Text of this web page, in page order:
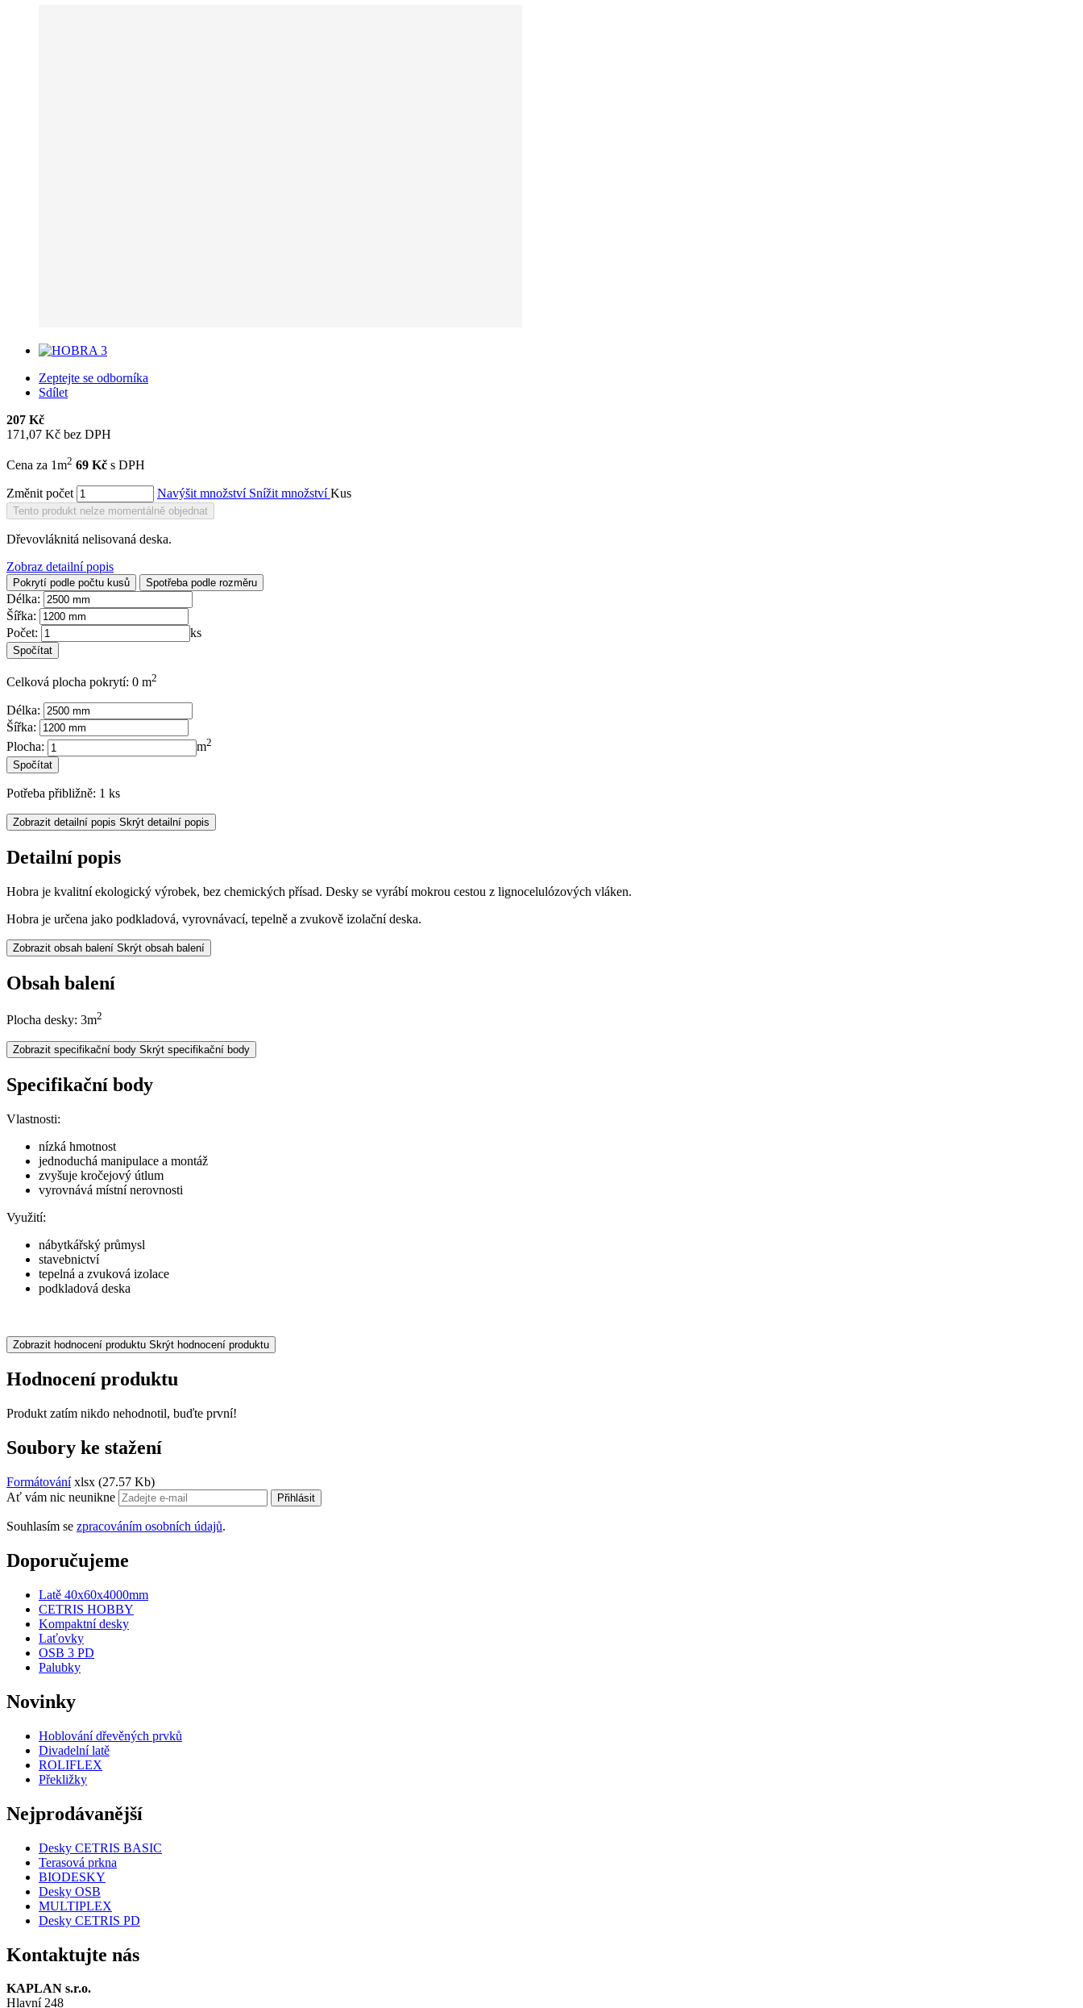
Zeptejte se odborníka
Sdílet
207 Kč
171,07 Kč bez DPH
Cena za 1m2 69 Kč s DPH
Změnit počet Navýšit množství Snížit množstvíKus
Tento produkt nelze momentálně objednat
Dřevovláknitá nelisovaná deska.
Zobraz detailní popis
Pokrytí podle počtu kusů Spotřeba podle rozměru
Délka:
Šířka:
Počet:
ks
Celková plocha pokrytí: 0 m2
Délka:
Šířka:
Plocha:
m2
Potřeba přibližně: 1 ks
Zobrazit detailní popis Skrýt detailní popis
Detailní popis
Hobra je kvalitní ekologický výrobek, bez chemických přísad. Desky se vyrábí mokrou cestou z lignocelulózových vláken.
Hobra je určena jako podkladová, vyrovnávací, tepelně a zvukově izolační deska.
Zobrazit obsah balení Skrýt obsah balení
Obsah balení
Plocha desky: 3m2
Zobrazit specifikační body Skrýt specifikační body
Specifikační body
Vlastnosti:
nízká hmotnost
jednoduchá manipulace a montáž
zvyšuje kročejový útlum
vyrovnává místní nerovnosti
Využití:
nábytkářský průmysl
stavebnictví
tepelná a zvuková izolace
podkladová deska
Zobrazit hodnocení produktu Skrýt hodnocení produktu
Hodnocení produktu
Produkt zatím nikdo nehodnotil, buďte první!
Soubory ke stažení
Formátování xlsx (27.57 Kb)
Ať vám nic neunikne
Přihlásit
Souhlasím se zpracováním osobních údajů.
Doporučujeme
Latě 40x60x4000mm
CETRIS HOBBY
Kompaktní desky
Laťovky
OSB 3 PD
Palubky
Novinky
Hoblování dřevěných prvků
Divadelní latě
ROLIFLEX
Překližky
Nejprodávanější
Desky CETRIS BASIC
Terasová prkna
BIODESKY
Desky OSB
MULTIPLEX
Desky CETRIS PD
Kontaktujte nás
KAPLAN s.r.o.
Hlavní 248